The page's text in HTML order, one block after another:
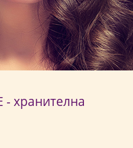
- хранителна